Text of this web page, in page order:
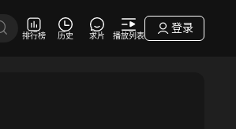
排行榜 历史 求片 播放列表
登录